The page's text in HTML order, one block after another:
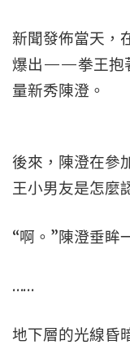
新聞發佈當天，
爆出——拳王抱
量新秀陳澄。
後來，陳澄在參
王小男友是怎麼
“啊。”陳澄垂眸
……
地下層的光線昏